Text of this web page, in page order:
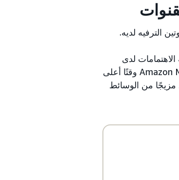
لدى
الجمهور الذي يقوم بالبث. حققت الإعلانات على Twitch وAmazon Freevee وAmazon Music وقتًا أعلى
مزيجًا من الوسائط